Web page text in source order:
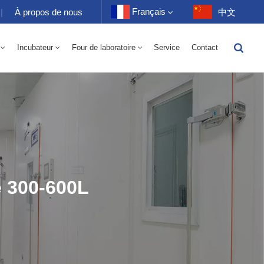
| À propos de nous Français
Français
Português
中文
Incubateur Four de laboratoire Service Contact
600L